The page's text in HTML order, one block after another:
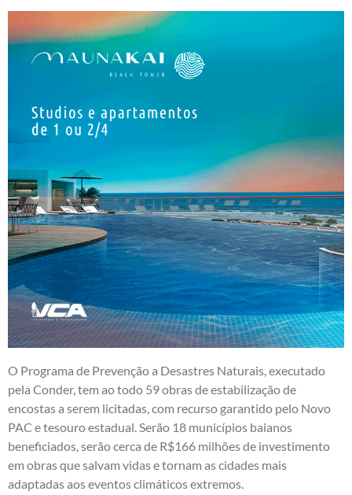
O Programa de Prevenção a Desastres Naturais, executado
pela Conder, tem ao todo 59 obras de estabilização de
encostas a serem licitadas, com recurso garantido pelo Novo
PAC e tesouro estadual. Serão 18 municípios baianos
beneficiados, serão cerca de R$166 milhões de investimento
em obras que salvam vidas e tornam as cidades mais
adaptadas aos eventos climáticos extremos.